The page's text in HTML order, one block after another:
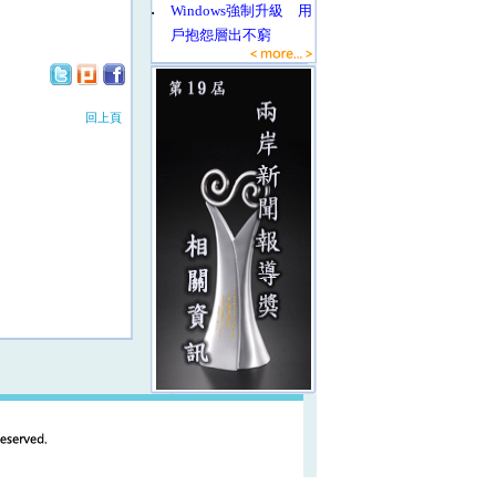
回上頁
‧
Windows強制升級 用
戶抱怨層出不窮